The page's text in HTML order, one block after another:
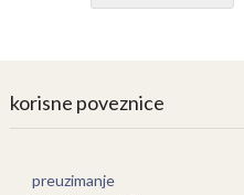
korisne poveznice
preuzimanje